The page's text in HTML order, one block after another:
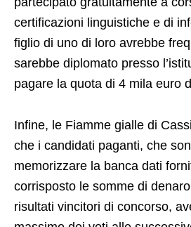
certificazioni linguistiche e di
figlio di uno di loro avrebbe
sarebbe diplomato presso
pagare la quota di 4 mila euro
Infine, le Fiamme gialle di
che i candidati paganti, che
memorizzare la banca dati
corrisposto le somme di
risultati vincitori di concorso,